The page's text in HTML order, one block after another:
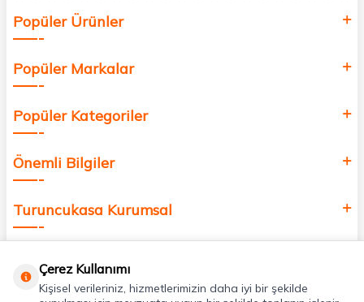
değer katmak için bize katılın!
Popüler Ürünler
Popüler Markalar
Popüler Kategoriler
Önemli Bilgiler
Turuncukasa Kurumsal
Çerez Kullanımı
Kişisel verileriniz, hizmetlerimizin daha iyi bir şekilde